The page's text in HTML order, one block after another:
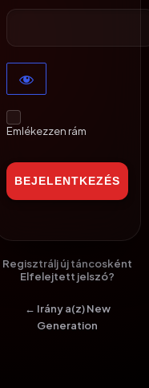
Emlékezzen rám
Regisztrálj új táncosként
Elfelejtett jelszó?
← Irány a(z) New
Generation